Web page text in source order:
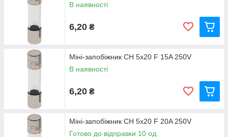
В наявності
6,20 ₴
Міні-запобіжник CH 5x20 F 15A 250V
В наявності
6,20 ₴
Міні-запобіжник CH 5x20 F 20A 250V
Готово до відправки 10 од.